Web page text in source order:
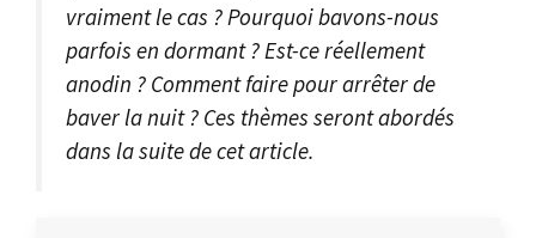
vraiment le cas ? Pourquoi bavons-nous
parfois en dormant ? Est-ce réellement
anodin ? Comment faire pour arrêter de
baver la nuit ? Ces thèmes seront abordés
dans la suite de cet article.